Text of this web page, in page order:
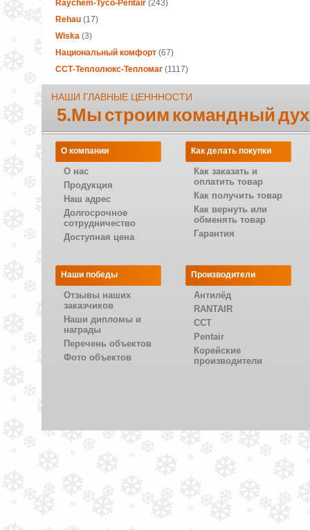
Raychem-Tyco-Pentair (243)
Rehau(17)
Wiska(3)
Национальный комфорт(67)
ССТ-Теплолюкс-Тепломаг(1117)
НАШИ ГЛАВНЫЕ ЦЕНННОСТИ
5.Мы строим командный
О компании
О нас
Продукция
Наш адрес
Долгосрочное
сотрудничество
Доступная цена
Как делать покупки
Как заказать и
оплатить товар
Как получить товар
Как вернуть или
обменять товар
Гарантия
Наши победы
Отзывы наших
заказчиков
Наши дипломы и
награды
Перечень объектов
Фото объектов
Производители
Антилёд
RANTAIR
CCT
Pentair
Корейские
производители